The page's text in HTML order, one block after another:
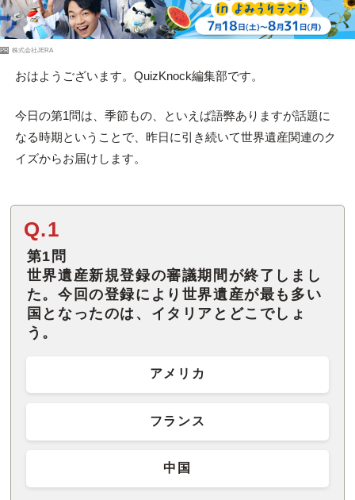
PR 株式会社JERA
おはようございます。QuizKnock編集部です。
今日の第1問は、季節もの、といえば語弊ありますが話題に
なる時期ということで、昨日に引き続いて世界遺産関連のク
イズからお届けします。
Q.1
第1問
世界遺産新規登録の審議期間が終了しまし
た。今回の登録により世界遺産が最も多い
国となったのは、イタリアとどこでしょ
う。
アメリカ
フランス
中国